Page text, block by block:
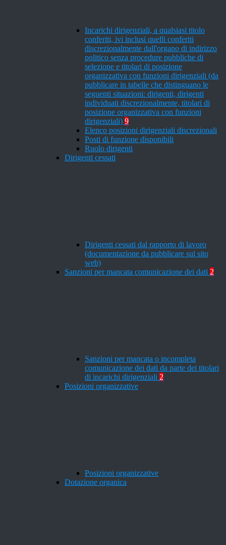
Incarichi dirigenziali, a qualsiasi titolo
conferiti, ivi inclusi quelli conferiti
discrezionalmente dall'organo di indirizzo
politico senza procedure pubbliche di
selezione e titolari di posizione
organizzativa con funzioni dirigenziali (da
pubblicare in tabelle che distinguano le
seguenti situazioni: dirigenti, dirigenti
individuati discrezionalmente, titolari di
posizione organizzativa con funzioni
dirigenziali) 9
Elenco posizioni dirigenziali discrezionali
Posti di funzione disponibili
Ruolo dirigenti
Dirigenti cessati
Dirigenti cessati dal rapporto di lavoro
(documentazione da pubblicare sul sito
web)
Sanzioni per mancata comunicazione dei dati 2
Sanzioni per mancata o incompleta
comunicazione dei dati da parte dei titolari
di incarichi dirigenziali 2
Posizioni organizzative
Posizioni organizzative
Dotazione organica